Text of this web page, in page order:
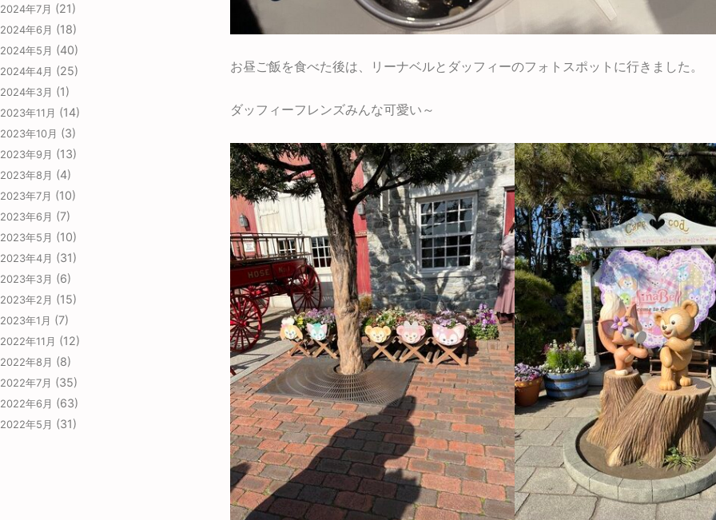
2024年7月 (21)
2024年6月 (18)
2024年5月 (40)
2024年4月 (25)
2024年3月 (1)
2023年11月 (14)
2023年10月 (3)
2023年9月 (13)
2023年8月 (4)
2023年7月 (10)
2023年6月 (7)
2023年5月 (10)
2023年4月 (31)
2023年3月 (6)
2023年2月 (15)
2023年1月 (7)
2022年11月 (12)
2022年8月 (8)
2022年7月 (35)
2022年6月 (63)
2022年5月 (31)
お昼ご飯を食べた後は、リーナベルとダッフィーのフォトスポットに行きました。
ダッフィーフレンズみんな可愛い～